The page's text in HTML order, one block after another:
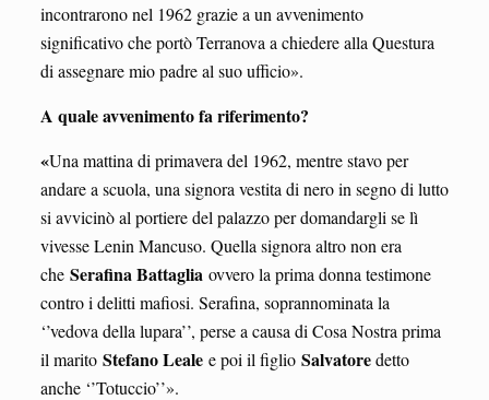
incontrarono nel 1962 grazie a un avvenimento
significativo che portò Terranova a chiedere alla Questura
di assegnare mio padre al suo ufficio».
A quale avvenimento fa riferimento?
«Una mattina di primavera del 1962, mentre stavo per
andare a scuola, una signora vestita di nero in segno di lutto
si avvicinò al portiere del palazzo per domandargli se lì
vivesse Lenin Mancuso. Quella signora altro non era
che Serafina Battaglia ovvero la prima donna testimone
contro i delitti mafiosi. Serafina, soprannominata la
‘’vedova della lupara’’, perse a causa di Cosa Nostra prima
il marito Stefano Lealee poi il figlio Salvatoredetto
anche ‘’Totuccio’’».